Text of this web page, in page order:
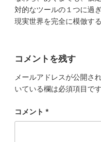
対的なツールの１つに過
現実世界を完全に模倣す
コメントを残す
メールアドレスが公開さ
いている欄は必須項目です
コメント *